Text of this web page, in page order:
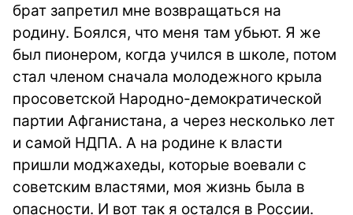
брат запретил мне возвращаться на
родину. Боялся, что меня там убьют. Я же
был пионером, когда учился в школе, потом
стал членом сначала молодежного крыла
просоветской Народно-демократической
партии Афганистана, а через несколько лет
и самой НДПА. А на родине к власти
пришли моджахеды, которые воевали с
советским властями, моя жизнь была в
опасности. И вот так я остался в России.